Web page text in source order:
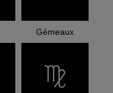
Gémeaux